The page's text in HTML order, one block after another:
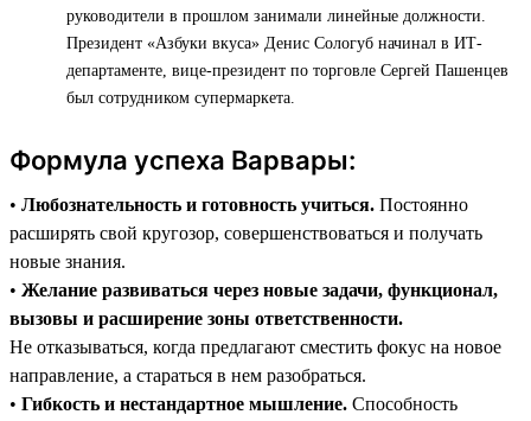
руководители в прошлом занимали линейные должности.
Президент «Азбуки вкуса» Денис Сологуб начинал в ИТ-
департаменте, вице-президент по торговле Сергей Пашенцев
был сотрудником супермаркета.
Формула успеха Варвары:
• Любознательность и готовность учиться. Постоянно
расширять свой кругозор, совершенствоваться и получать
новые знания.
• Желание развиваться через новые задачи, функционал,
вызовы и расширение зоны ответственности.
Не отказываться, когда предлагают сместить фокус на новое
направление, а стараться в нем разобраться.
• Гибкость и нестандартное мышление. Способность